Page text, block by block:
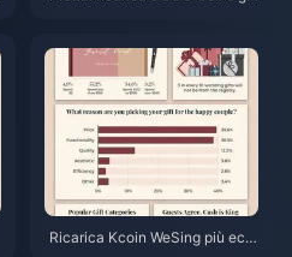
li ufficiali?
Ricarica Kcoin WeSing più eco